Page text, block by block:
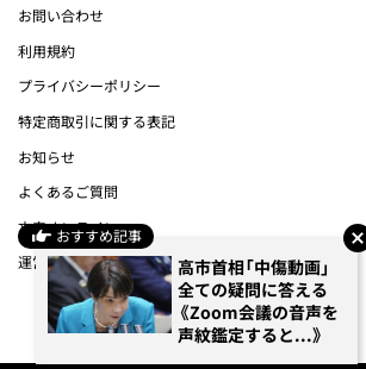
おすすめ記事
高市首相「中傷動画」
全ての疑問に答える
《Zoom会議の音声を
声紋鑑定すると...》
お問い合わせ
利用規約
プライバシーポリシー
特定商取引に関する表記
お知らせ
よくあるご質問
文春オンライン
運営会社
(c) Bungeishunju Ltd.